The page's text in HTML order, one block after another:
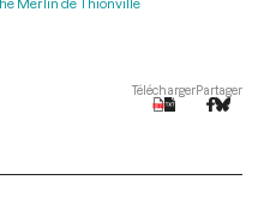
TéléchargerPartager